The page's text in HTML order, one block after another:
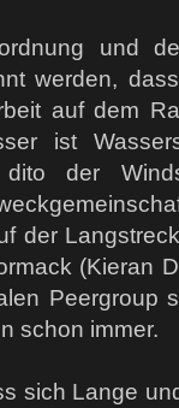
und
werden,
auf dem
ist
dito der
der
(Kieran
Peergroup
schon immer.
sich Lange